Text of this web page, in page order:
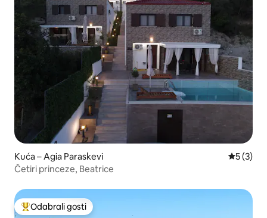
Kuća – Agia Paraskevi
5 (3)
Četiri princeze, Beatrice
Među najviše rangiranima s oznakom „Odabrali gosti”
Odabrali gosti